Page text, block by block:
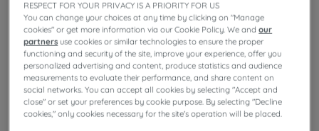
Nuestros hoteles en Hendaya
Disfrute de la comodidad de las habitaciones del
Campanile en Hendaya.Según el establecimiento,
encontrará aparcamiento privado, salas de reuniones,
restaurantes con bufé de autoservicio o platos a la
carta, así como actividades de entretenimiento por las
RESPECT FOR YOUR PRIVACY IS A PRIORITY FOR US
You can change your choices at any time by clicking on "Manage
cookies" or get more information via our Cookie Policy. We andour
partners use cookies or similar technologies to ensure the proper
functioning and security of the site, improve your experience, offer you
personalized advertising and content, produce statistics and audience
measurements to evaluate their performance, and share content on
social networks. You can accept all cookies by selecting "Accept and
close" or set your preferences by cookie purpose. By selecting "Decline
cookies," only cookies necessary for the site's operation will be placed.